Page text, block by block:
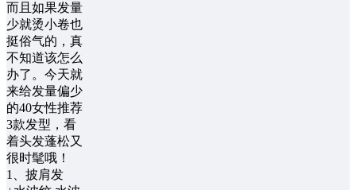
而且如果发量
少就烫小卷也
挺俗气的，真
不知道该怎么
办了。今天就
来给发量偏少
的40女性推荐
3款发型，看
着头发蓬松又
很时髦哦！
1、披肩发